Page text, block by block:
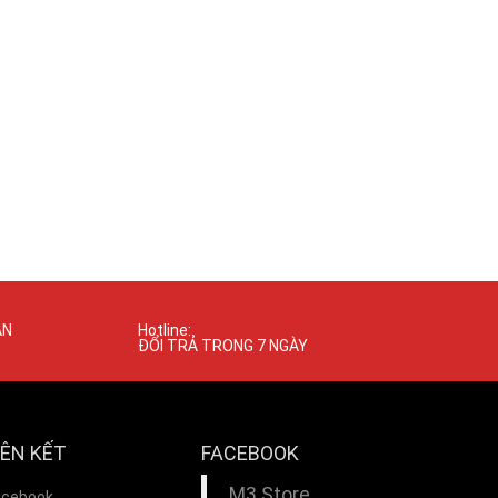
Hotline:
ĐỔI TRẢ TRONG 7 NGÀY
KẾT FACEBOOK